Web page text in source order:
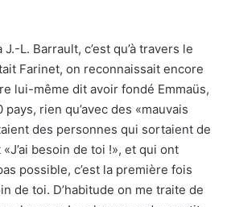
L. Barrault, c’est qu’à travers le
Farinet, on reconnaissait encore
lui-même dit avoir fondé Emmaüs,
rien qu’avec des «mauvais
des personnes qui sortaient de
besoin de toi !», et qui ont
possible, c’est la première fois
de toi. D’habitude on me traite de